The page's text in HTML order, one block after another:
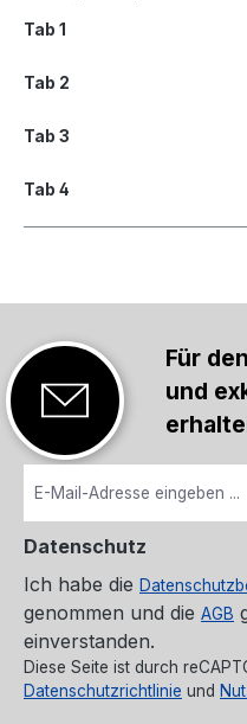
Tab 1
Tab 2
Tab 3
Tab 4
Für
und
Datenschutz
Ich habe die
genommen und die AGB
einverstanden.
Diese Seite ist durch
Datenschutzrichtlinie und